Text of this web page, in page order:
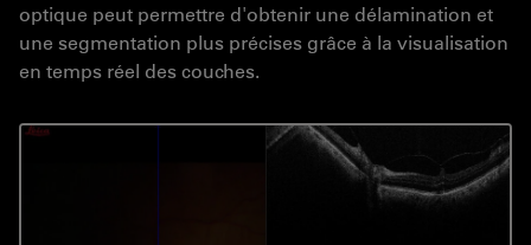
optique peut permettre d'obtenir une délamination et
une segmentation plus précises grâce à la visualisation
en temps réel des couches.